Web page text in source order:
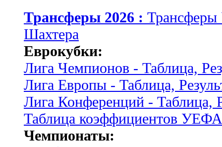
Трансферы 2026 :
Шахтера
Еврокубки:
Лига Чемпионов - Таблица,
Лига Европы - Таблица,
Лига Конференций - Таблица,
Таблица коэффициентов УЕФА
Чемпионаты: